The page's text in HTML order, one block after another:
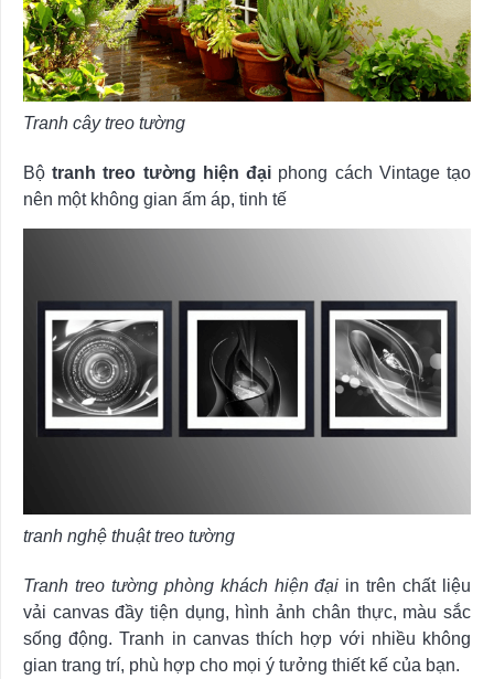
Tranh cây treo tường
Bộtranh treo tường hiện đại phong cách Vintage tạo
nên một không gian ấm áp, tinh tế
tranh nghệ thuật treo tường
Tranh treo tường phòng khách hiện đại in trên chất liệu
vải canvas đầy tiện dụng, hình ảnh chân thực, màu sắc
sống động. Tranh in canvas thích hợp với nhiều không
gian trang trí, phù hợp cho mọi ý tưởng thiết kế của bạn.